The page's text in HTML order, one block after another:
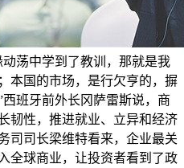
荡中学到了教训，那就是我
本国的市场，是行欠亨的，摒
班牙前外长冈萨雷斯说，商
韧性，推进就业、立异和经济
司司长梁维特看来，企业最关
全球商业，让投资者看到了政